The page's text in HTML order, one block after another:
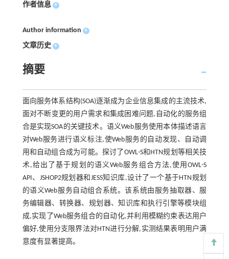
作者信息 +
Author information +
文章历史 +
摘要
面向服务体系结构(SOA)逐渐成为企业信息集成的主流技术,
面对不断变更的用户需求和集成困难问题,自动化的服务组
合是实现SOA的关键技术。语义Web服务使用本体描述语言
对Web服务进行语义标注,使Web服务的自动发现、自动调
用和自动组合成为可能。探讨了OWL-S和HTN规划等相关技
术,给出了基于规划的语义Web服务组合方法,使用OWL-S
API、JSHOP2规划器和JESS知识库,设计了一个基于HTN规划
的语义Web服务自动组合系统。该系统由服务抽取器、服
务编辑器、转换器、规划器、知识库和执行引擎等模块组
成,实现了Web服务组合的自动化,并利用模糊约束表达用户
偏好,使用分支限界法对HTN进行分解,实测结果表明用户满
意度有显著提高。